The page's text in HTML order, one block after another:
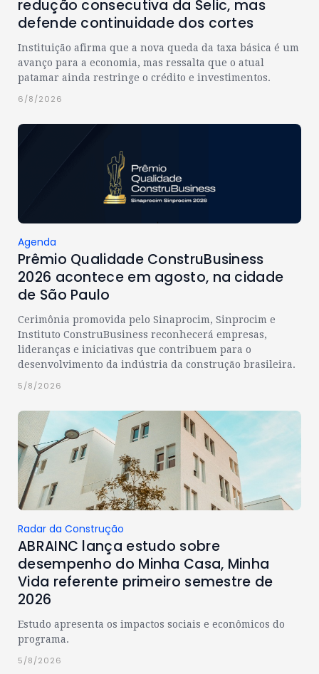
redução consecutiva da Selic, mas
defende continuidade dos cortes
Instituição afirma que a nova queda da taxa básica é um
avanço para a economia, mas ressalta que o atual
patamar ainda restringe o crédito e investimentos.
6/8/2026
Agenda
Prêmio Qualidade ConstruBusiness
2026 acontece em agosto, na cidade
de São Paulo
Cerimônia promovida pelo Sinaprocim, Sinprocim e
Instituto ConstruBusiness reconhecerá empresas,
lideranças e iniciativas que contribuem para o
desenvolvimento da indústria da construção brasileira.
5/8/2026
Radar da Construção
ABRAINC lança estudo sobre
desempenho do Minha Casa, Minha
Vida referente primeiro semestre de
2026
Estudo apresenta os impactos sociais e econômicos do
programa.
5/8/2026